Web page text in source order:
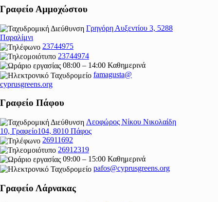
Γραφείο Αμμοχώστου
Γρηγόρη Αυξεντίου 3, 5288
Παραλίμνι
23744975
23744974
08:00 – 14:00 Καθημερινά
famagusta@
cyprusgreens.org
Γραφείο Πάφου
Λεοφώρος Νίκου Νικολαίδη
10, Γραφείο104, 8010 Πάφος
26911692
26912319
09:00 – 15:00 Καθημερινά
pafos@cyprusgreens.org
Γραφείο Λάρνακας